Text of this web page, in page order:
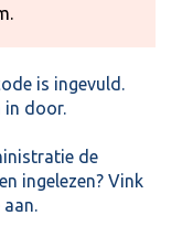
is ingevuld.
in door.
de
ingelezen? Vink